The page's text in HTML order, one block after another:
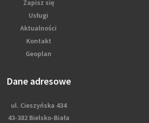
Zapisz się
Usługi
Aktualności
Kontakt
Geoplan
Dane adresowe
ul. Cieszyńska 434
43-382 Bielsko-Biała